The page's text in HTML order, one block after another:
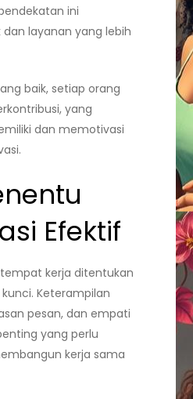
ini
layanan yang lebih
baik, setiap orang
yang
dan memotivasi
Efektif
kerja ditentukan
Keterampilan
pesan, dan empati
yang perlu
kerja sama